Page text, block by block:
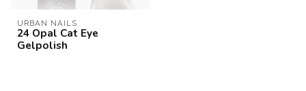
URBAN NAILS
24 Opal Cat Eye
Gelpolish